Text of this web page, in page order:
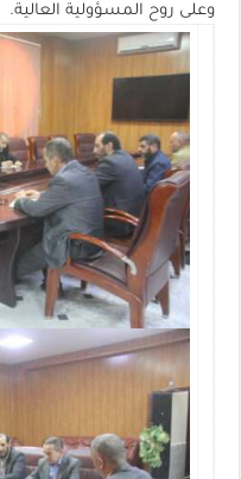
وعلى روح المسؤولية العالية.